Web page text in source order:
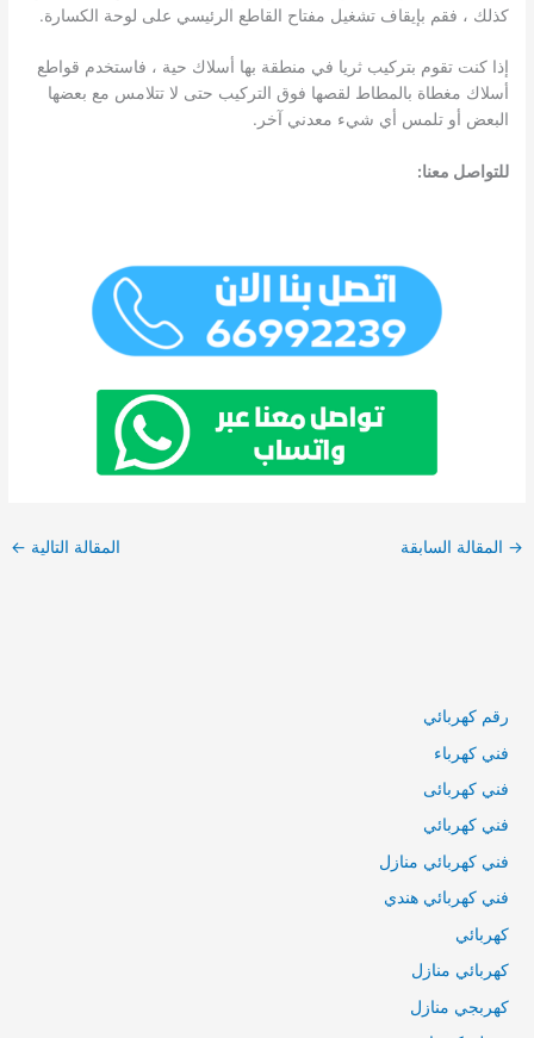
كذلك ، فقم بإيقاف تشغيل مفتاح القاطع الرئيسي على لوحة الكسارة.
إذا كنت تقوم بتركيب ثريا في منطقة بها أسلاك حية ، فاستخدم قواطع
أسلاك مغطاة بالمطاط لقصها فوق التركيب حتى لا تتلامس مع بعضها
البعض أو تلمس أي شيء معدني آخر.
للتواصل معنا:
→ المقالة السابقة المقالة التالية ←
رقم كهربائي
فني كهرباء
فني كهربائى
فني كهربائي
فني كهربائي منازل
فني كهربائي هندي
كهربائي
كهربائي منازل
كهربجي منازل